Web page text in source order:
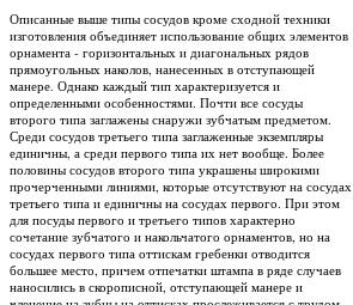
Описанные выше типы сосудов кроме сходной техники
изготовления объединяет использование общих элементов
орнамента - горизонтальных и диагональных рядов
прямоугольных наколов, нанесенных в отступающей
манере. Однако каждый тип характеризуется и
определенными особенностями. Почти все сосуды
второго типа заглажены снаружи зубчатым предметом.
Среди сосудов третьего типа заглаженные экземпляры
единичны, а среди первого типа их нет вообще. Более
половины сосудов второго типа украшены широкими
прочерченными линиями, которые отсутствуют на сосудах
третьего типа и единичны на сосудах первого. При этом
для посуды первого и третьего типов характерно
сочетание зубчатого и накольчатого орнаментов, но на
сосудах первого типа оттискам гребенки отводится
большее место, причем отпечатки штампа в ряде случаев
наносились в скорописной, отступающей манере и